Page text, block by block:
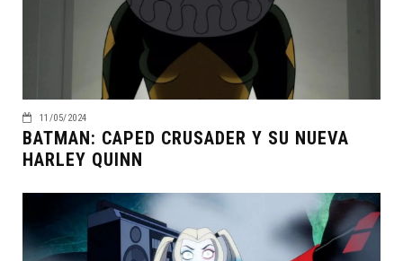
11/05/2024
BATMAN: CAPED CRUSADER Y SU NUEVA
HARLEY QUINN